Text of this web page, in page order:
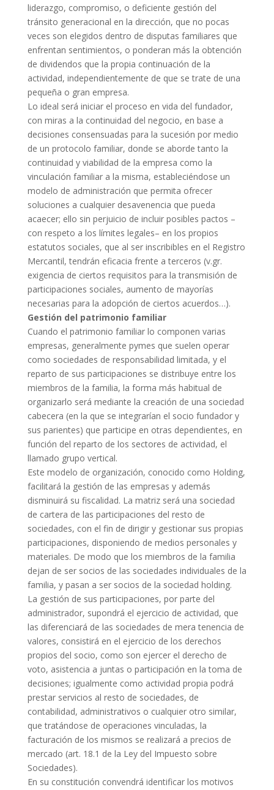
liderazgo, compromiso, o deficiente gestión del
tránsito generacional en la dirección, que no pocas
veces son elegidos dentro de disputas familiares que
enfrentan sentimientos, o ponderan más la obtención
de dividendos que la propia continuación de la
actividad, independientemente de que se trate de una
pequeña o gran empresa.
Lo ideal será iniciar el proceso en vida del fundador,
con miras a la continuidad del negocio, en base a
decisiones consensuadas para la sucesión por medio
de un protocolo familiar, donde se aborde tanto la
continuidad y viabilidad de la empresa como la
vinculación familiar a la misma, estableciéndose un
modelo de administración que permita ofrecer
soluciones a cualquier desavenencia que pueda
acaecer; ello sin perjuicio de incluir posibles pactos –
con respeto a los límites legales– en los propios
estatutos sociales, que al ser inscribibles en el Registro
Mercantil, tendrán eficacia frente a terceros (v.gr.
exigencia de ciertos requisitos para la transmisión de
participaciones sociales, aumento de mayorías
necesarias para la adopción de ciertos acuerdos…).
Gestión del patrimonio familiar
Cuando el patrimonio familiar lo componen varias
empresas, generalmente pymes que suelen operar
como sociedades de responsabilidad limitada, y el
reparto de sus participaciones se distribuye entre los
miembros de la familia, la forma más habitual de
organizarlo será mediante la creación de una sociedad
cabecera (en la que se integrarían el socio fundador y
sus parientes) que participe en otras dependientes, en
función del reparto de los sectores de actividad, el
llamado grupo vertical.
Este modelo de organización, conocido como Holding,
facilitará la gestión de las empresas y además
disminuirá su fiscalidad. La matriz será una sociedad
de cartera de las participaciones del resto de
sociedades, con el fin de dirigir y gestionar sus propias
participaciones, disponiendo de medios personales y
materiales. De modo que los miembros de la familia
dejan de ser socios de las sociedades individuales de la
familia, y pasan a ser socios de la sociedad holding.
La gestión de sus participaciones, por parte del
administrador, supondrá el ejercicio de actividad, que
las diferenciará de las sociedades de mera tenencia de
valores, consistirá en el ejercicio de los derechos
propios del socio, como son ejercer el derecho de
voto, asistencia a juntas o participación en la toma de
decisiones; igualmente como actividad propia podrá
prestar servicios al resto de sociedades, de
contabilidad, administrativos o cualquier otro similar,
que tratándose de operaciones vinculadas, la
facturación de los mismos se realizará a precios de
mercado (art. 18.1 de la Ley del Impuesto sobre
Sociedades).
En su constitución convendrá identificar los motivos